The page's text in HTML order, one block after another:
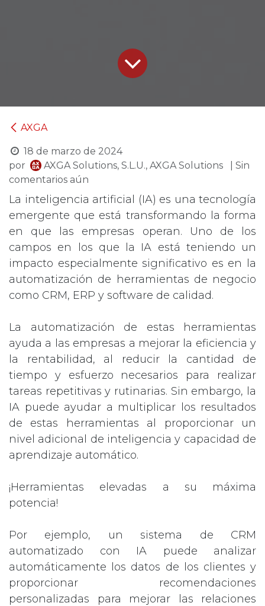
AXGA
18 de marzo de 2024
por
AXGA Solutions, S.L.U., AXGA Solutions
| Sin
comentarios aún
La inteligencia artificial (IA) es una tecnología
emergente que está transformando la forma
en que las empresas operan. Uno de los
campos en los que la IA está teniendo un
impacto especialmente significativo es en la
automatización de herramientas de negocio
como CRM, ERP y software de calidad.
La automatización de estas herramientas
ayuda a las empresas a mejorar la eficiencia y
la rentabilidad, al reducir la cantidad de
tiempo y esfuerzo necesarios para realizar
tareas repetitivas y rutinarias. Sin embargo, la
IA puede ayudar a multiplicar los resultados
de estas herramientas al proporcionar un
nivel adicional de inteligencia y capacidad de
aprendizaje automático.
¡Herramientas elevadas a su máxima
potencia!
Por ejemplo, un sistema de CRM
automatizado con IA puede analizar
automáticamente los datos de los clientes y
proporcionar recomendaciones
personalizadas para mejorar las relaciones